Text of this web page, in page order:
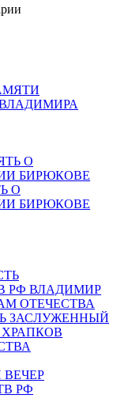
О
БИРЮКОВЕ
ЗАСЛУЖЕННЫЙ